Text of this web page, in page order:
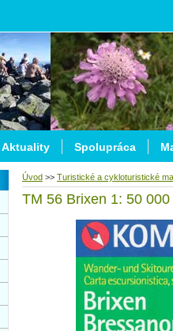
Úvod >> Turistické a cykloturistické
TM 56 Brixen 1: 50 000
Aktuality Spolupráca